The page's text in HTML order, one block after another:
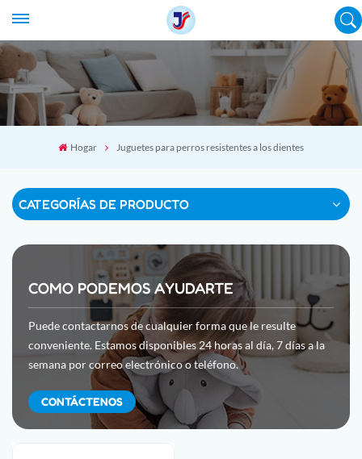
Hogar Juguetes para perros resistentes a los dientes
CATEGORÍAS DE PRODUCTO
COMO PODEMOS AYUDARTE
Puede contactarnos de cualquier forma que le resulte
conveniente. Estamos disponibles 24 horas al día, 7 días a la
semana por correo electrónico o teléfono.
CONTÁCTENOS